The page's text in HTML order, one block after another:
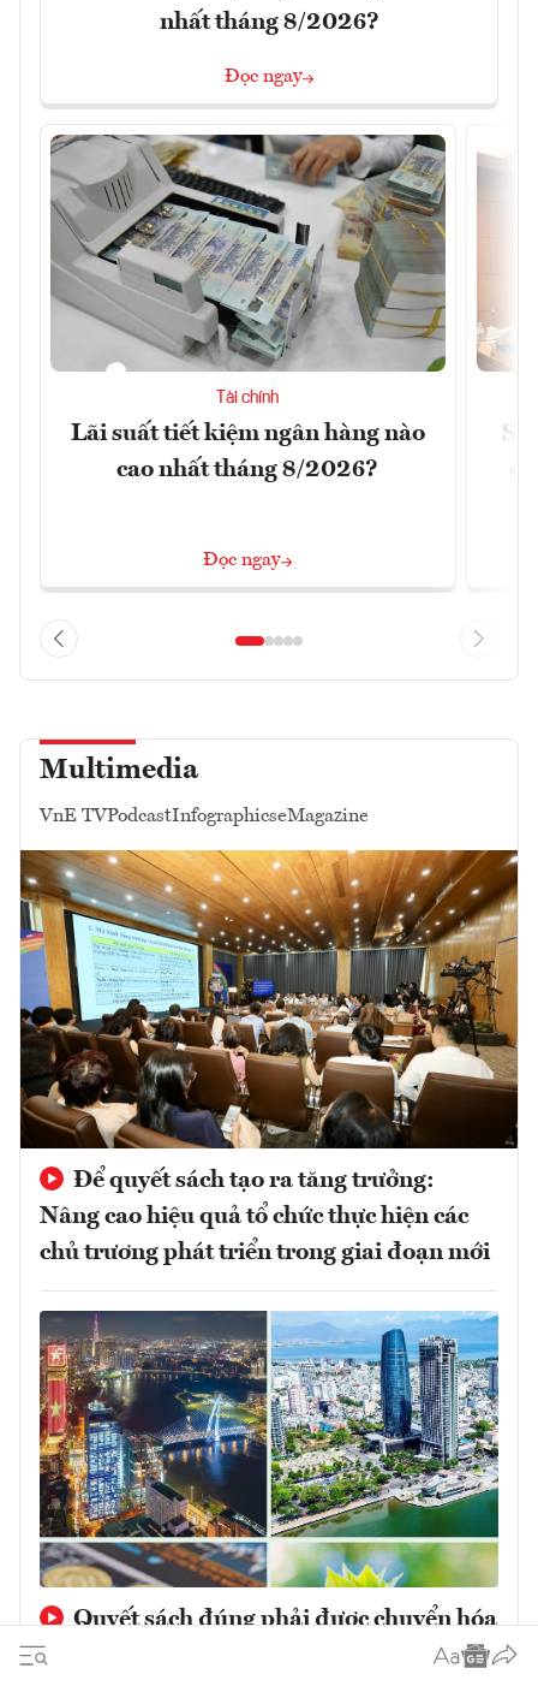
nhất tháng 8/2026?
Đọc ngay
Tài chính
Lãi suất tiết kiệm ngân hàng nào
cao nhất tháng 8/2026?
Đọc ngay
Multimedia
VnE TVPodcastInfographicseMagazine
Để quyết sách tạo ra tăng trưởng:
Nâng cao hiệu quả tổ chức thực hiện các
chủ trương phát triển trong giai đoạn mới
Quyết sách đúng phải được chuyển hóa
thành tăng trưởng chất lượng cao